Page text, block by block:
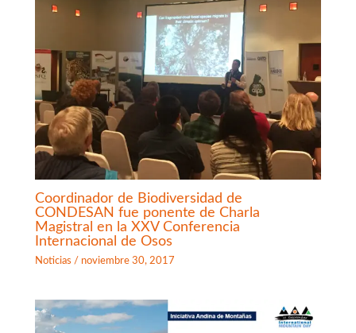
Coordinador de Biodiversidad de
CONDESAN fue ponente de Charla
Magistral en la XXV Conferencia
Internacional de Osos
Noticias / noviembre 30, 2017